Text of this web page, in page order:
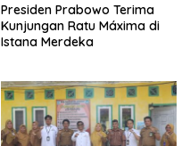
Presiden Prabowo Terima
Kunjungan Ratu Máxima di
Istana Merdeka